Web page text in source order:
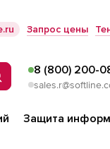
Запрос цены
8 (800) 200-
Защита